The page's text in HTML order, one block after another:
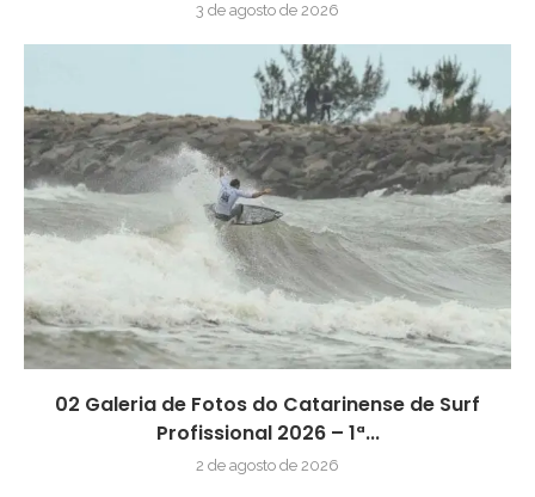
3 de agosto de 2026
02 Galeria de Fotos do Catarinense de Surf
Profissional 2026 – 1ª...
2 de agosto de 2026